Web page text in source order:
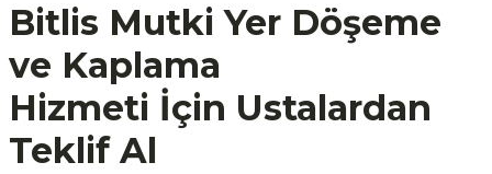
Bitlis Mutki Yer Döşeme
ve Kaplama
Hizmeti İçin Ustalardan
Teklif Al